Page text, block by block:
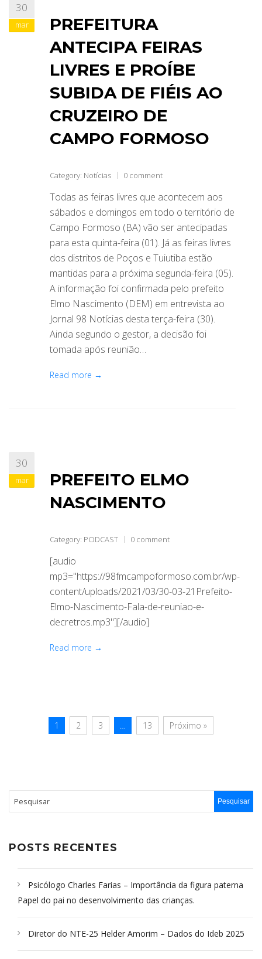
30
mar
PREFEITURA
ANTECIPA FEIRAS
LIVRES E PROÍBE
SUBIDA DE FIÉIS AO
CRUZEIRO DE
CAMPO FORMOSO
Category: Notícias 0 comment
Todas as feiras livres que acontecem aos
sábados e domingos em todo o território de
Campo Formoso (BA) vão ser antecipadas
para esta quinta-feira (01). Já as feiras livres
dos distritos de Poços e Tuiutiba estão
mantidas para a próxima segunda-feira (05).
A informação foi confirmada pelo prefeito
Elmo Nascimento (DEM) em entrevista ao
Jornal 98 Notícias desta terça-feira (30).
Ainda segundo o gestor, a decisão foi
tomada após reunião…
Read more →
30
mar
PREFEITO ELMO
NASCIMENTO
Category: PODCAST 0 comment
[audio
mp3="https://98fmcampoformoso.com.br/wp-
content/uploads/2021/03/30-03-21Prefeito-
Elmo-Nascimento-Fala-de-reuniao-e-
decretros.mp3"][/audio]
Read more →
1 2 3 … 13 Próximo »
POSTS RECENTES
Psicólogo Charles Farias – Importância da figura paterna
Papel do pai no desenvolvimento das crianças.
Diretor do NTE-25 Helder Amorim – Dados do Ideb 2025